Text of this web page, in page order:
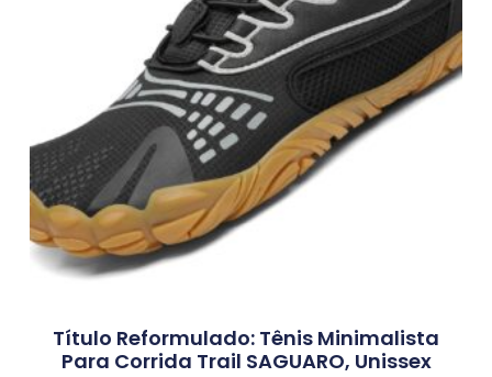
Título Reformulado: Tênis Minimalista
Para Corrida Trail SAGUARO, Unissex